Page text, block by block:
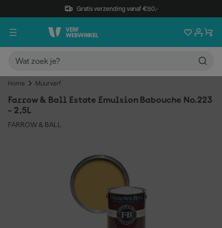
Gratis verzending vanaf €50,-
Home Muurverf
Farrow & Ball Estate Emulsion Babouche No.223
- 2,5L
FARROW & BALL